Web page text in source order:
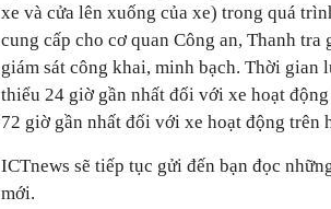
xe và cửa lên xuống của xe) trong quá
cung cấp cho cơ quan Công an, Thanh
giám sát công khai, minh bạch. Thời gian
thiểu 24 giờ gần nhất đối với xe hoạt
72 giờ gần nhất đối với xe hoạt động trên
ICTnews sẽ tiếp tục gửi đến bạn đọc
mới.